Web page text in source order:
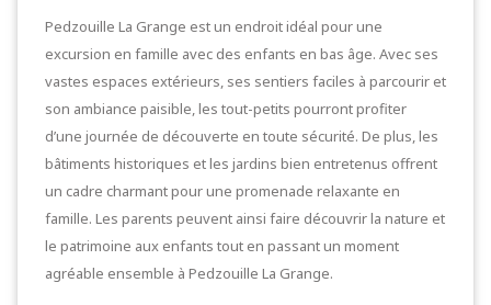
Pedzouille La Grange est un endroit idéal pour une
excursion en famille avec des enfants en bas âge. Avec ses
vastes espaces extérieurs, ses sentiers faciles à parcourir et
son ambiance paisible, les tout-petits pourront profiter
d’une journée de découverte en toute sécurité. De plus, les
bâtiments historiques et les jardins bien entretenus offrent
un cadre charmant pour une promenade relaxante en
famille. Les parents peuvent ainsi faire découvrir la nature et
le patrimoine aux enfants tout en passant un moment
agréable ensemble à Pedzouille La Grange.